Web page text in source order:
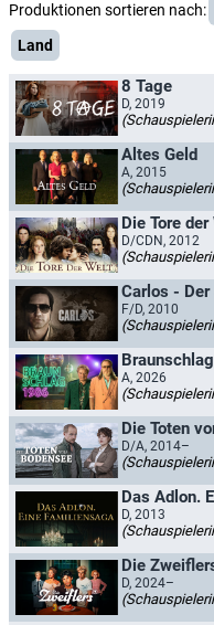
Produktionen sortieren nach:
Land
8 Tage
D, 2019
Altes Geld
A, 2015
Die Tore
D/CDN, 2012
Carlos - Der
F/D, 2010
A, 2026
Die Toten
D/A, 2014–
Das Adlon.
D, 2013
Die
D, 2024–